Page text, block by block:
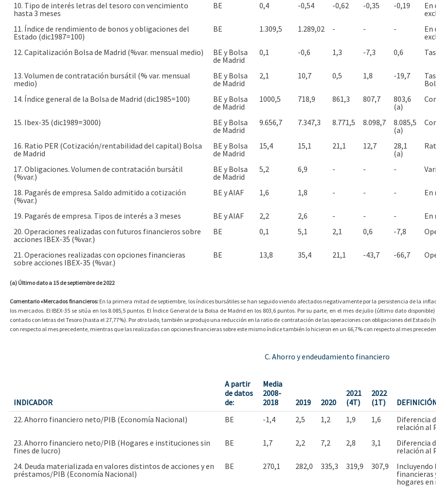
10. Tipo de interés letras del tesoro con vencimiento
hasta 3 meses
BE 0,4 -0,54 -0,62 -0,35 -0,19
En
11. Índice de rendimiento de bonos y obligaciones del
Estado (dic1987=100)
BE 1.309,5 1.289,02 - - -
En
12. Capitalización Bolsa de Madrid (%var. mensual medio)
BE y Bolsa
de Madrid
0,1 -0,6 1,3 -7,3 0,6
13. Volumen de contratación bursátil (% var. mensual
medio)
BE y Bolsa
de Madrid
2,1 10,7 0,5 1,8 -19,7
14. Índice general de la Bolsa de Madrid (dic1985=100)
BE y Bolsa
de Madrid
1000,5 718,9 861,3 807,7
803,6
(a)
15. Ibex-35 (dic1989=3000)
BE y Bolsa
de Madrid
9.656,7 7.347,3 8.771,5 8.098,7
8.085,5
(a)
16. Ratio PER (Cotización/rentabilidad del capital) Bolsa
de Madrid
BE y Bolsa
de Madrid
15,4 15,1 21,1 12,7
28,1
(a)
17. Obligaciones. Volumen de contratación bursátil
(%var.)
BE y Bolsa
de Madrid
5,2 6,9 - - -
18. Pagarés de empresa. Saldo admitido a cotización
(%var.)
BE y AIAF 1,6 1,8 - - - En
19. Pagarés de empresa. Tipos de interés a 3 meses BE y AIAF 2,2 2,6 - - -
En
20. Operaciones realizadas con futuros financieros sobre
acciones IBEX-35 (%var.)
BE 0,1 5,1 2,1 0,6 -7,8
21. Operaciones realizadas con opciones financieras
sobre acciones IBEX-35 (%var.)
BE 13,8 35,4 21,1 -43,7 -66,7
(a) Último dato a 15 de septiembre de 2022
Comentario «Mercados financieros: En la primera mitad de septiembre, los índices bursátiles se han seguido viendo afectados negativamente por la persistencia de la
los mercados. El IBEX-35 se sitúa en los 8.085,5 puntos. El Índice General de la Bolsa de Madrid en los 803,6 puntos. Por su parte, en el mes de julio (último dato
contado con letras del Tesoro (hasta el 27,77%). Por otro lado, también se produjo una reducción en la ratio de contratación de las operaciones con obligaciones del Estado
con respecto al mes precedente, mientras que las realizadas con opciones financieras sobre este mismo índice también lo hicieron en un 66,7% con respecto al mes
C. Ahorro y endeudamiento financiero
INDICADOR
A partir
de datos
de:
Media
2008-
2018
2019 2020
2021
(4T)
2022
(1T)
22. Ahorro financiero neto/PIB (Economía Nacional)
BE -1,4 2,5 1,2 1,9 1,6
Diferencia
relación al
23. Ahorro financiero neto/PIB (Hogares e instituciones sin
fines de lucro)
BE 1,7 2,2 7,2 2,8 3,1
Diferencia
relación al
24. Deuda materializada en valores distintos de acciones y en
préstamos/PIB (Economía Nacional)
BE 270,1 282,0 335,3 319,9 307,9
Incluyendo
financieras
hogares